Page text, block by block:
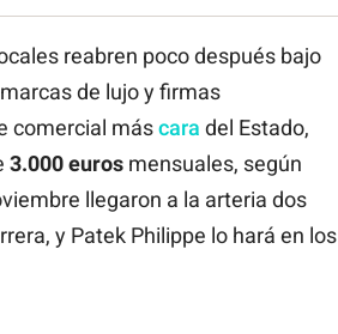
reabren poco después bajo
de lujo y firmas
comercial máscara del Estado,
3.000 euros mensuales, según
llegaron a la arteria dos
y Patek Philippe lo hará en los